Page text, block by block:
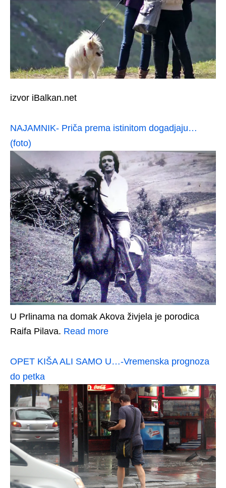
izvor iBalkan.net
NAJAMNIK- Priča prema istinitom dogadjaju…
(foto)
U Prlinama na domak Akova živjela je porodica
Raifa Pilava. Read more
OPET KIŠA ALI SAMO U…-Vremenska prognoza
do petka